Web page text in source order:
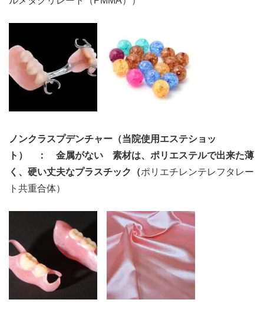
ノンクラスプデンチャー（当院使用エステショッ
ト） ： 金属がない 素材は、ポリエステルで出来た薄
く、硬い丈夫なプラスチック（ポリエチレンテレフタレー
ト共重合体）